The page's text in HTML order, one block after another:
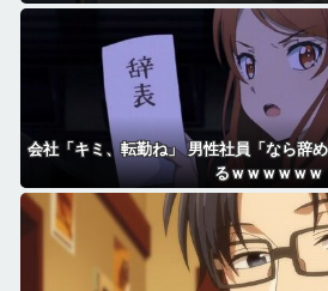
会社「キミ、転勤ね」 男性社員「なら辞
るｗｗｗｗｗｗ